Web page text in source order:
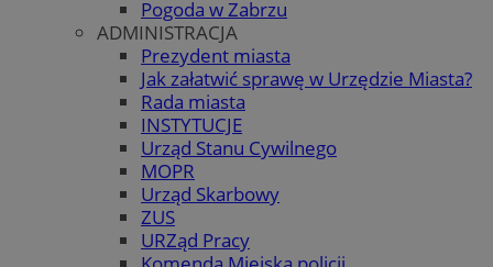
Pogoda w Zabrzu
ADMINISTRACJA
Prezydent miasta
Jak załatwić sprawę w Urzędzie Miasta?
Rada miasta
INSTYTUCJE
Urząd Stanu Cywilnego
MOPR
Urząd Skarbowy
ZUS
URZąd Pracy